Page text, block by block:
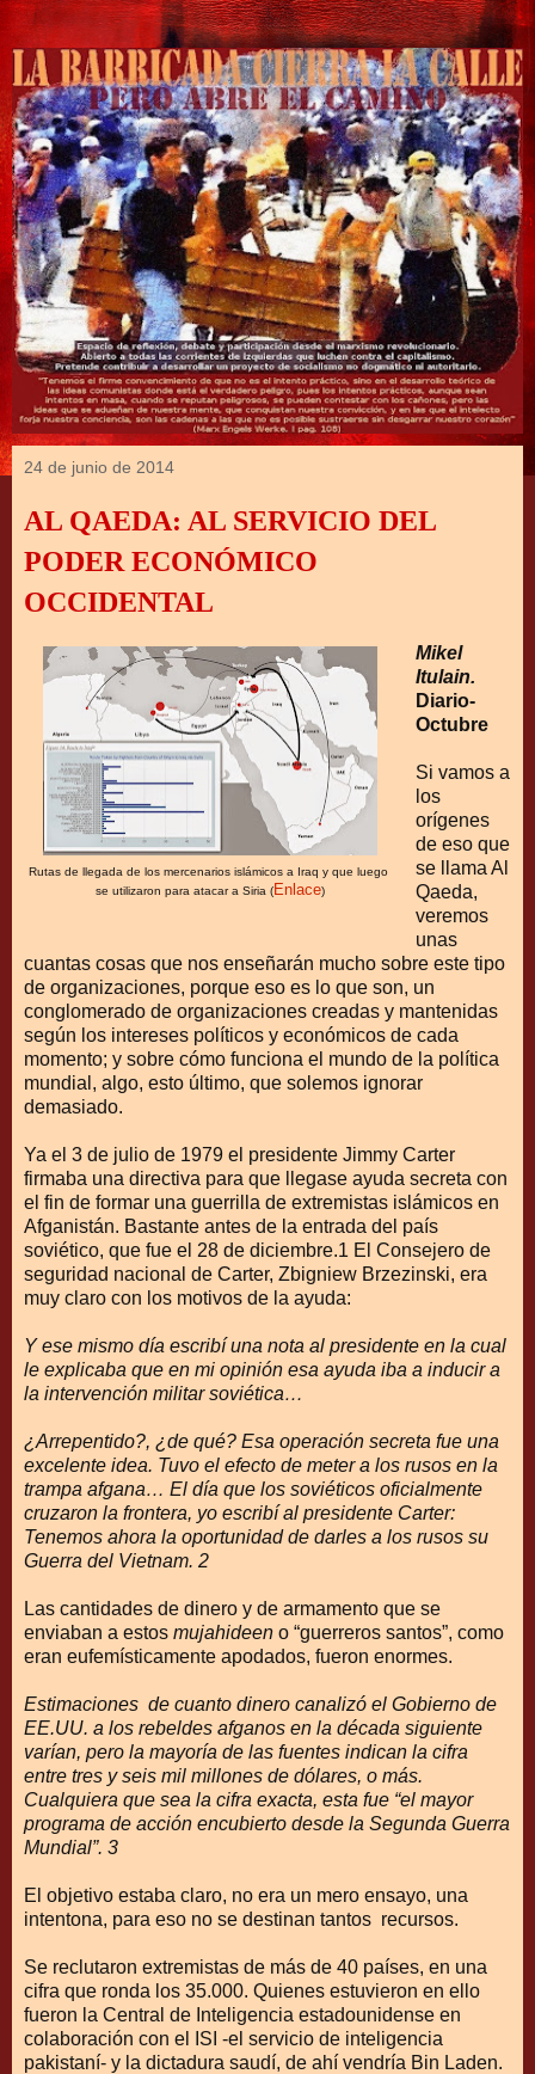
24 de junio de 2014
AL QAEDA: AL SERVICIO DEL
PODER ECONÓMICO
OCCIDENTAL
Rutas de llegada de los mercenarios islámicos a Iraq y que luego
se utilizaron para atacar a Siria (Enlace)
Mikel
Itulain.
Diario-
Octubre
Si vamos a
los
orígenes
de eso que
se llama Al
Qaeda,
veremos
unas
cuantas cosas que nos enseñarán mucho sobre este tipo
de organizaciones, porque eso es lo que son, un
conglomerado de organizaciones creadas y mantenidas
según los intereses políticos y económicos de cada
momento; y sobre cómo funciona el mundo de la política
mundial, algo, esto último, que solemos ignorar
demasiado.
Ya el 3 de julio de 1979 el presidente Jimmy Carter
firmaba una directiva para que llegase ayuda secreta con
el fin de formar una guerrilla de extremistas islámicos en
Afganistán. Bastante antes de la entrada del país
soviético, que fue el 28 de diciembre.1 El Consejero de
seguridad nacional de Carter, Zbigniew Brzezinski, era
muy claro con los motivos de la ayuda:
Y ese mismo día escribí una nota al presidente en la cual
le explicaba que en mi opinión esa ayuda iba a inducir a
la intervención militar soviética…
¿Arrepentido?, ¿de qué? Esa operación secreta fue una
excelente idea. Tuvo el efecto de meter a los rusos en la
trampa afgana… El día que los soviéticos oficialmente
cruzaron la frontera, yo escribí al presidente Carter:
Tenemos ahora la oportunidad de darles a los rusos su
Guerra del Vietnam. 2
Las cantidades de dinero y de armamento que se
enviaban a estos mujahideen o “guerreros santos”, como
eran eufemísticamente apodados, fueron enormes.
Estimaciones de cuanto dinero canalizó el Gobierno de
EE.UU. a los rebeldes afganos en la década siguiente
varían, pero la mayoría de las fuentes indican la cifra
entre tres y seis mil millones de dólares, o más.
Cualquiera que sea la cifra exacta, esta fue “el mayor
programa de acción encubierto desde la Segunda Guerra
Mundial”. 3
El objetivo estaba claro, no era un mero ensayo, una
intentona, para eso no se destinan tantos recursos.
Se reclutaron extremistas de más de 40 países, en una
cifra que ronda los 35.000. Quienes estuvieron en ello
fueron la Central de Inteligencia estadounidense en
colaboración con el ISI -el servicio de inteligencia
pakistaní- y la dictadura saudí, de ahí vendría Bin Laden.